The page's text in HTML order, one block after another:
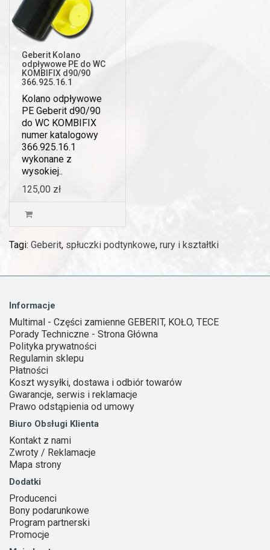
Geberit Kolano
odpływowe PE do WC
KOMBIFIX d90/90
366.925.16.1
Kolano odpływowe
PE Geberit d90/90
do WC KOMBIFIX
numer katalogowy
366.925.16.1
wykonane z
wysokiej..
125,00 zł
Tagi: Geberit, spłuczki podtynkowe, rury i kształtki
Informacje
Multimal - Części zamienne GEBERIT, KOŁO, TECE
Porady Techniczne - Strona Główna
Polityka prywatności
Regulamin sklepu
Płatności
Koszt wysyłki, dostawa i odbiór towarów
Gwarancje, serwis i reklamacje
Prawo odstąpienia od umowy
Biuro Obsługi Klienta
Kontakt z nami
Zwroty / Reklamacje
Mapa strony
Dodatki
Producenci
Bony podarunkowe
Program partnerski
Promocje